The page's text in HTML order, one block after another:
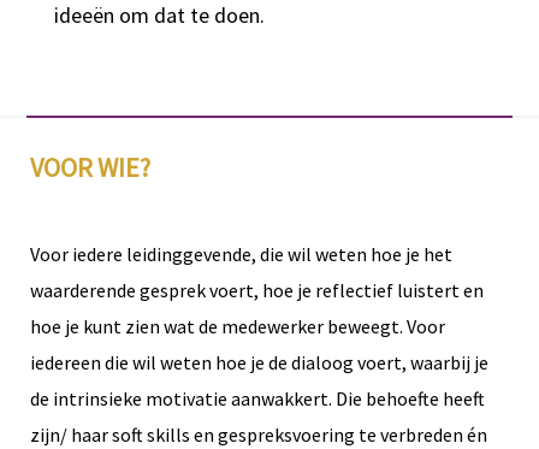
ideeën om dat te doen.
VOOR WIE?
Voor iedere leidinggevende, die wil weten hoe je het
waarderende gesprek voert, hoe je reflectief luistert en
hoe je kunt zien wat de medewerker beweegt. Voor
iedereen die wil weten hoe je de dialoog voert, waarbij je
de intrinsieke motivatie aanwakkert. Die behoefte heeft
zijn/ haar soft skills en gespreksvoering te verbreden én